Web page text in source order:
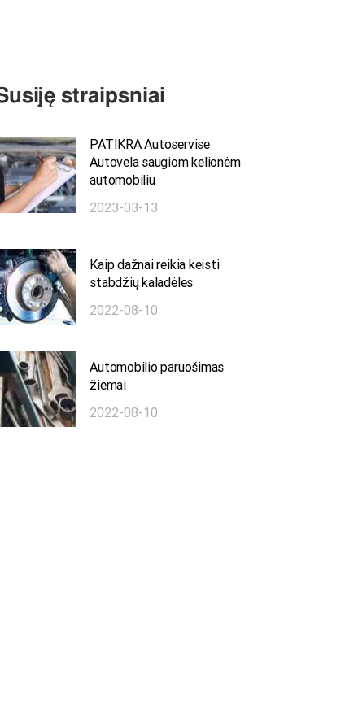
straipsniai
PATIKRA Autoservise
Autovela saugiom kelionėm
automobiliu
2023-03-13
Kaip dažnai reikia keisti
stabdžių kaladėles
2022-08-10
Automobilio paruošimas
žiemai
2022-08-10